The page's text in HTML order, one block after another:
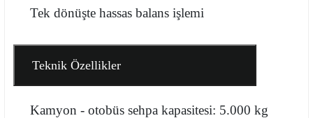
Tek dönüşte hassas balans işlemi
Teknik Özellikler
Kamyon - otobüs sehpa kapasitesi: 5.000 kg